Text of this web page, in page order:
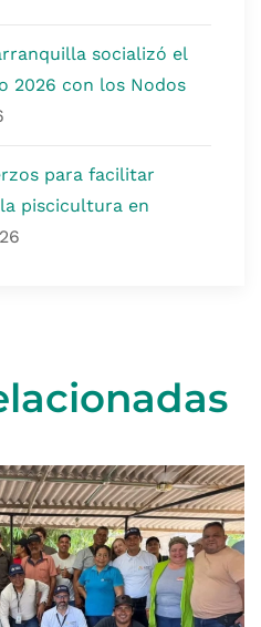
socializó el
2026 con los Nodos
para facilitar
piscicultura en